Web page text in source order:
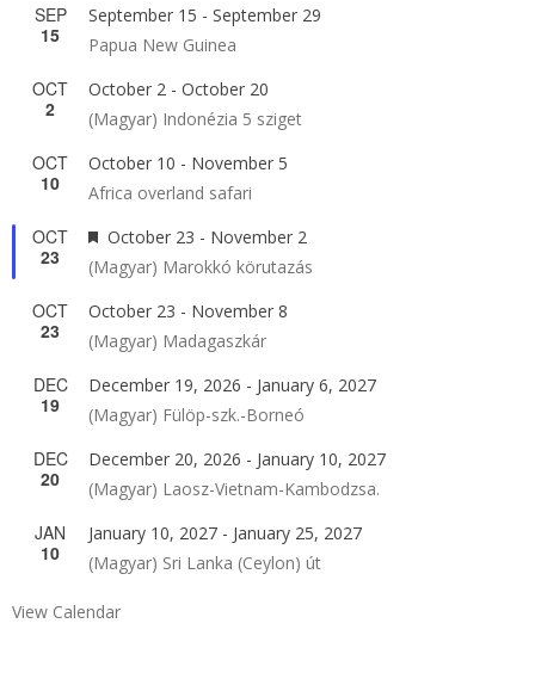
SEP
15
September 15 - September 29
Papua New Guinea
OCT
2
October 2 - October 20
(Magyar) Indonézia 5 sziget
OCT
10
October 10 - November 5
Africa overland safari
OCT
23
Featured
October 23 - November 2
(Magyar) Marokkó körutazás
OCT
23
October 23 - November 8
(Magyar) Madagaszkár
DEC
19
December 19, 2026 - January 6, 2027
(Magyar) Fülöp-szk.-Borneó
DEC
20
December 20, 2026 - January 10, 2027
(Magyar) Laosz-Vietnam-Kambodzsa.
JAN
10
January 10, 2027 - January 25, 2027
(Magyar) Sri Lanka (Ceylon) út
View Calendar